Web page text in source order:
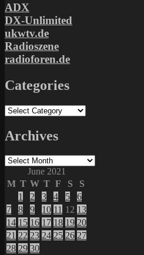
ADX
DX-Unlimited
ukwtv.de
Radioszene
radioforen.de
Categories
Categories
Archives
Archives
June 2021
M T W T F S
S
1
2 3 4 5
6
7
8 9 10 11 12 13
14 15 16 17 18 19 20
21 22 23 24 25 26 27
28 29 30